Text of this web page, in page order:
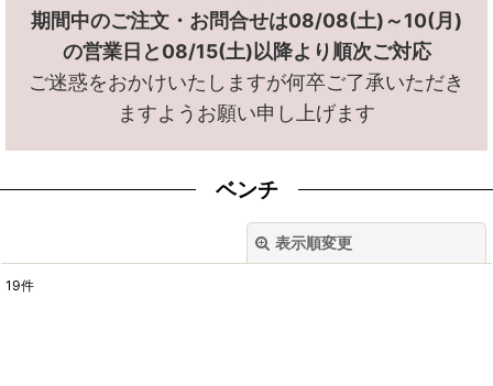
期間中のご注文・お問合せは08/08(土)～10(月)
の営業日と08/15(土)以降より順次ご対応
ご迷惑をおかけいたしますが何卒ご了承いただき
ますようお願い申し上げます
ベンチ
表示順変更
19件